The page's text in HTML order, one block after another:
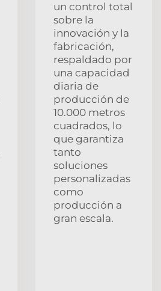
un control total
sobre la
innovación y la
fabricación,
respaldado por
una capacidad
diaria de
producción de
10.000 metros
cuadrados, lo
que garantiza
tanto
soluciones
personalizadas
como
producción a
gran escala.